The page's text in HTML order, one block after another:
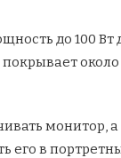
до 100
около
монитор, а
его в